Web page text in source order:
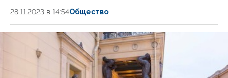
28.11.2023 в 14:54Общество